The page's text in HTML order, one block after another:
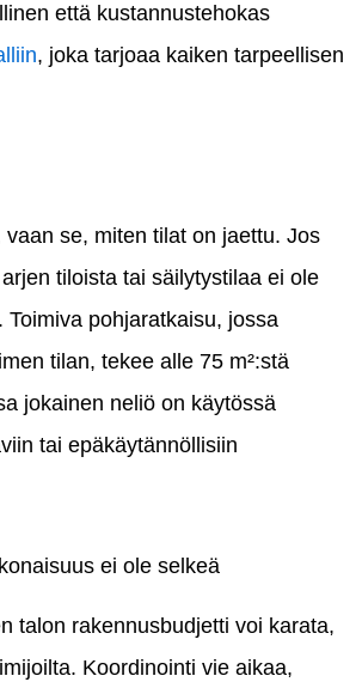
että kustannustehokas
, joka tarjoaa kaiken tarpeellisen
se, miten tilat on jaettu. Jos
tiloista tai säilytystilaa ei ole
pohjaratkaisu, jossa
tilan, tekee alle 75 m²:stä
jokainen neliö on käytössä
tai epäkäytännöllisiin
ei ole selkeä
talon rakennusbudjetti voi karata,
Koordinointi vie aikaa,